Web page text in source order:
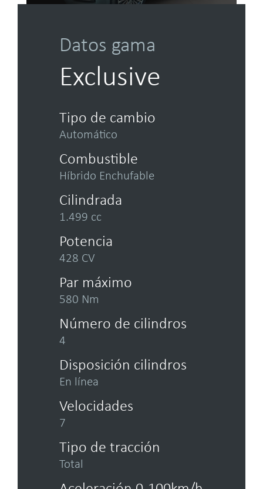
Datos gama
Exclusive
Tipo de cambio
Automático
Combustible
Híbrido Enchufable
Cilindrada
1.499 cc
Potencia
428 CV
Par máximo
580 Nm
Número de cilindros
4
Disposición cilindros
En línea
Velocidades
7
Tipo de tracción
Total